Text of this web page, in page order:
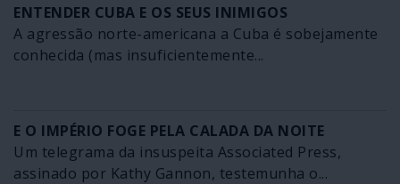
ENTENDER CUBA E OS SEUS INIMIGOS
A agressão norte-americana a Cuba é sobejamente
conhecida (mas insuficientemente...
E O IMPÉRIO FOGE PELA CALADA DA NOITE
Um telegrama da insuspeita Associated Press,
assinado por Kathy Gannon, testemunha o...